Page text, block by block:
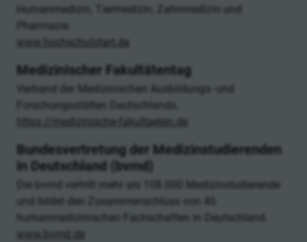
Humanmedizin, Tiermedizin, Zahnmedizin und
Pharmazie.
www.hochschulstart.de
Medizinischer Fakultätentag
Verband der Medizinischen Ausbildungs- und
Forschungsstätten Deutschlands.
https://medizinische-fakultaeten.de
Bundesvertretung der Medizinstudierenden
in Deutschland (bvmd)
Die bvmd vertritt mehr als 108.000 Medizinstudierende
und bildet den Zusammenschluss von 40
humanmedizinischen Fachschaften in Deutschland.
www.bvmd.de